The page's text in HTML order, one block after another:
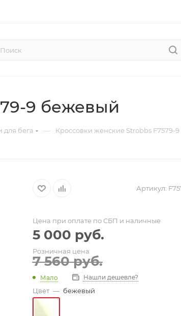
9 бежевый
для бега — Кроссовки женские Strobbs F7579-
Артикул:
Цена при оплате по СБП и наличные
5 000 руб.
Розничная цена
7 560руб.
Мало Нашли дешевле?
Цвет — бежевый